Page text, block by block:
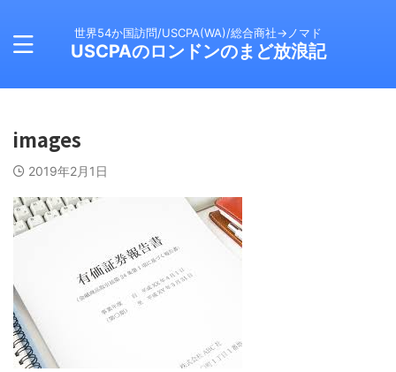
世界54か国訪問/USCPA(WA)/総合商社→ノマド
USCPAのロンドンのまど放浪記
images
2019年2月1日